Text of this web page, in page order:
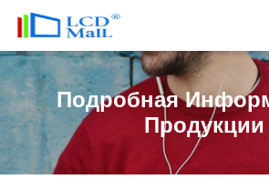
Подробная
Продукции